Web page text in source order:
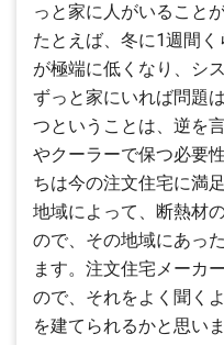
っと家に人がいること
たとえば、冬に1週間
が極端に低くなり、シ
ずっと家にいれば問題
つということは、逆を
やクーラーで保つ必要
ちは今の注文住宅に満
地域によって、断熱材
ので、その地域にあっ
ます。注文住宅メーカ
ので、それをよく聞く
を建てられるかと思いま